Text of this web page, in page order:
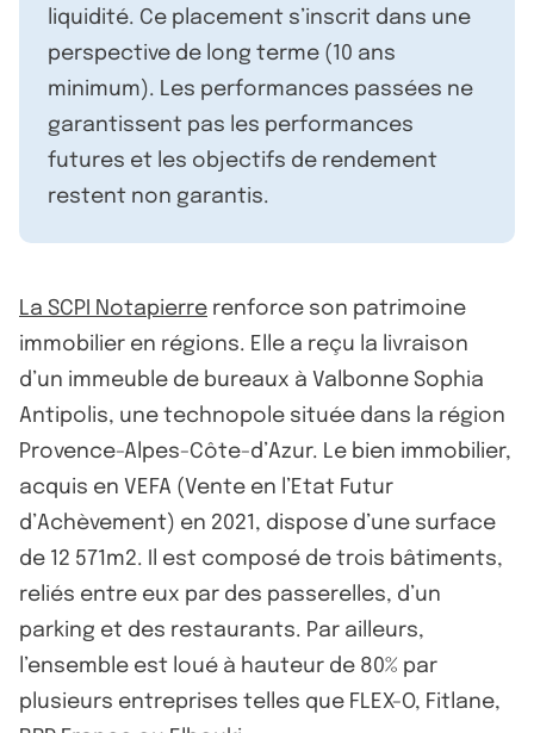
liquidité. Ce placement s’inscrit dans une
perspective de long terme (10 ans
minimum). Les performances passées ne
garantissent pas les performances
futures et les objectifs de rendement
restent non garantis.
La SCPI Notapierre renforce son patrimoine
immobilier en régions. Elle a reçu la livraison
d’un immeuble de bureaux à Valbonne Sophia
Antipolis, une technopole située dans la région
Provence-Alpes-Côte-d’Azur. Le bien immobilier,
acquis en VEFA (Vente en l’Etat Futur
d’Achèvement) en 2021, dispose d’une surface
de 12 571m2. Il est composé de trois bâtiments,
reliés entre eux par des passerelles, d’un
parking et des restaurants. Par ailleurs,
l’ensemble est loué à hauteur de 80% par
plusieurs entreprises telles que FLEX-O, Fitlane,